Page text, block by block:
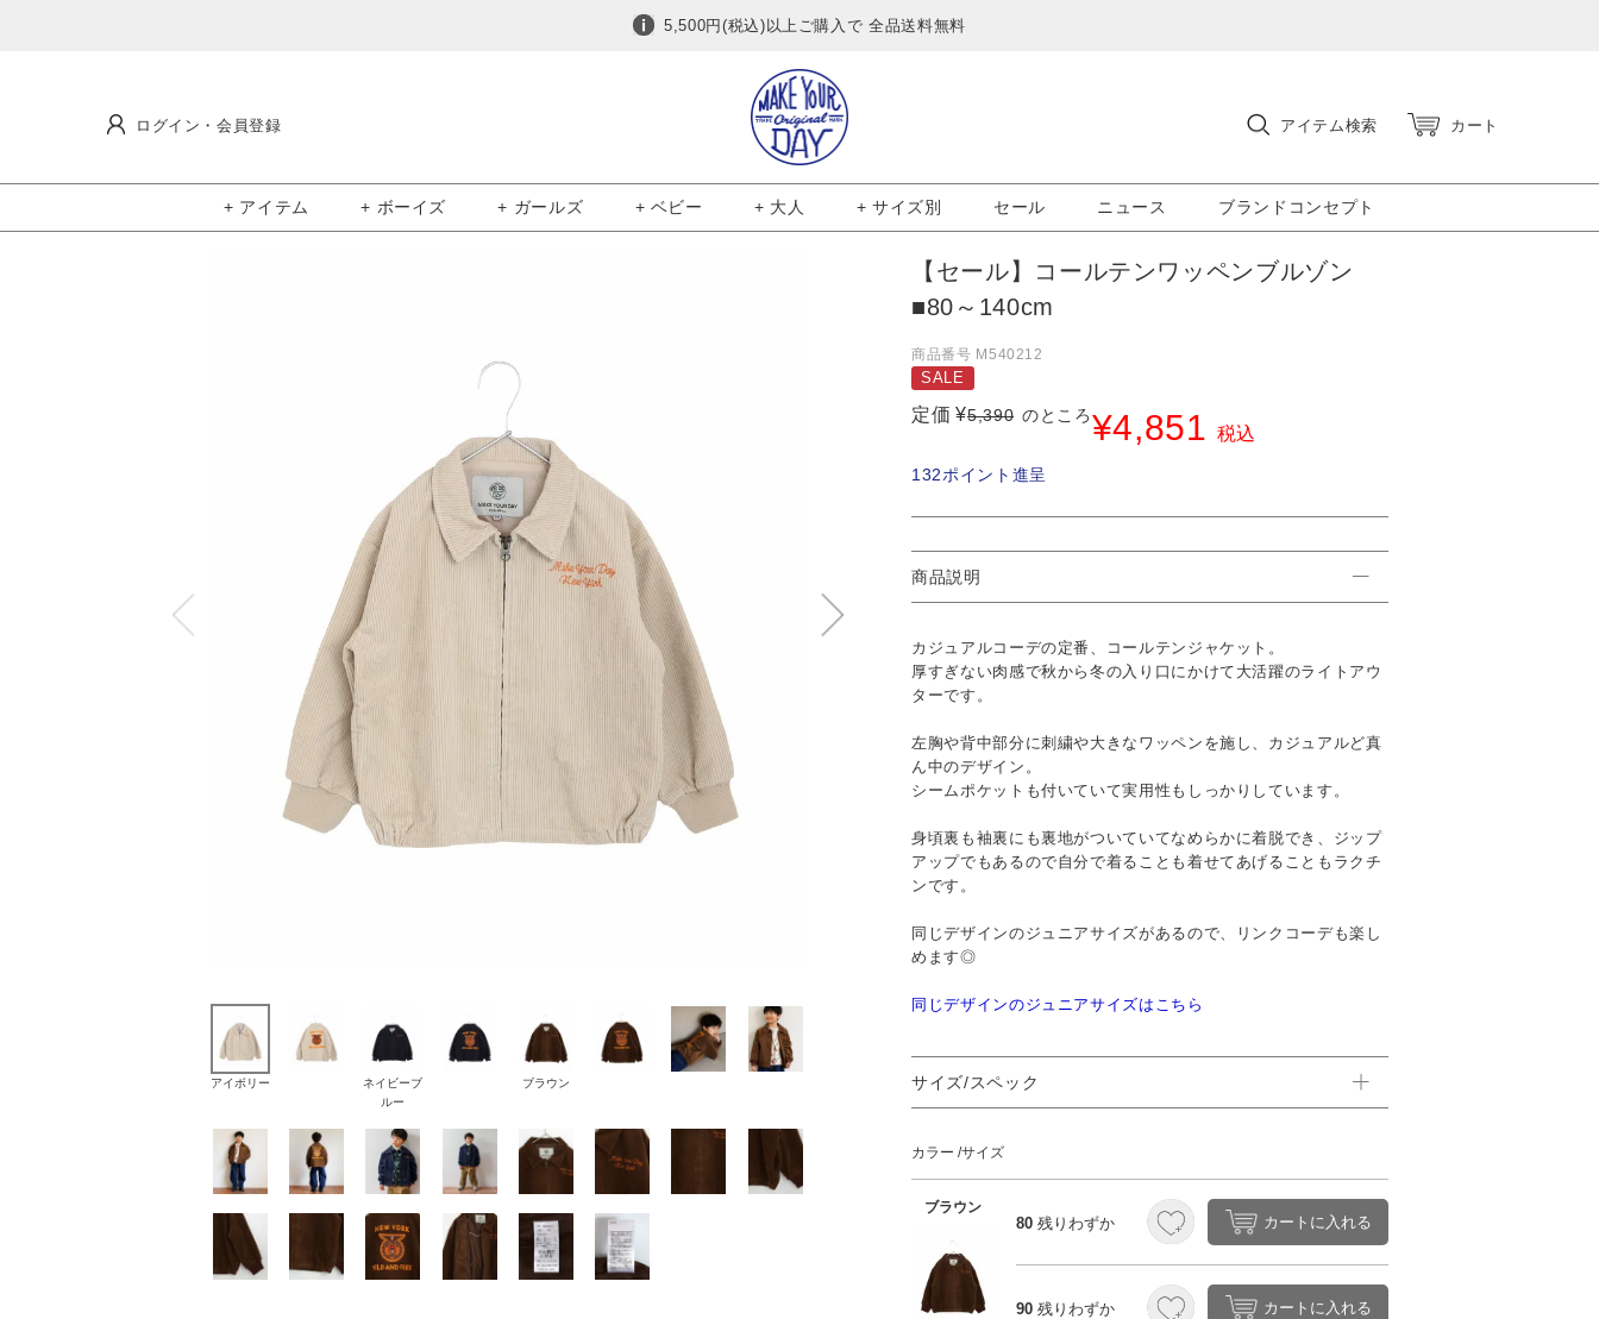
5,500円(税込)以上ご購入で 全品送料無料
アイテム検索
ログイン・会員登録 カート
+ アイテム + ボーイズ + ガールズ + ベビー + 大人 + サイズ別 セール ニュース ブランドコンセプト
アイボリー
ネイビーブ
ルー
ブラウン
【セール】コールテンワッペンブルゾン
■80～140cm
商品番号 M540212
SALE
定価 ¥5,390 のところ¥4,851 税込
132ポイント進呈
商品説明
カジュアルコーデの定番、コールテンジャケット。
厚すぎない肉感で秋から冬の入り口にかけて大活躍のライトアウ
ターです。
左胸や背中部分に刺繍や大きなワッペンを施し、カジュアルど真
ん中のデザイン。
シームポケットも付いていて実用性もしっかりしています。
身頃裏も袖裏にも裏地がついていてなめらかに着脱でき、ジップ
アップでもあるので自分で着ることも着せてあげることもラクチ
ンです。
同じデザインのジュニアサイズがあるので、リンクコーデも楽し
めます◎
同じデザインのジュニアサイズはこちら
サイズ/スペック
カラー サイズ
ブラウン
80 残りわずか カートに入れる
90 残りわずか カートに入れる